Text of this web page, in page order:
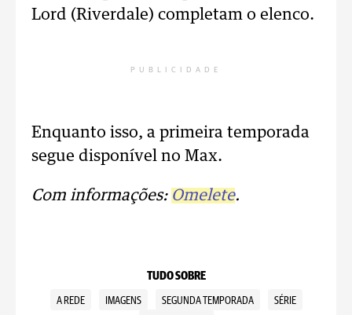
Lord (Riverdale) completam o elenco.
PUBLICIDADE
Enquanto isso, a primeira temporada
segue disponível no Max.
Com informações: Omelete.
TUDO SOBRE
A REDE IMAGENS SEGUNDA TEMPORADA
SÉRIE